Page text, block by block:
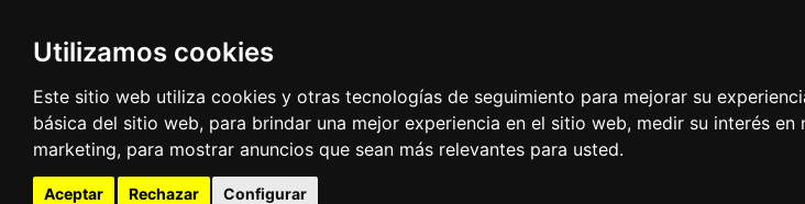
Utilizamos cookies
Este sitio web utiliza cookies y otras tecnologías de seguimiento para mejorar su
básica del sitio web, para brindar una mejor experiencia en el sitio web, medir su interés
marketing, para mostrar anuncios que sean más relevantes para usted.
Aceptar Rechazar Configurar